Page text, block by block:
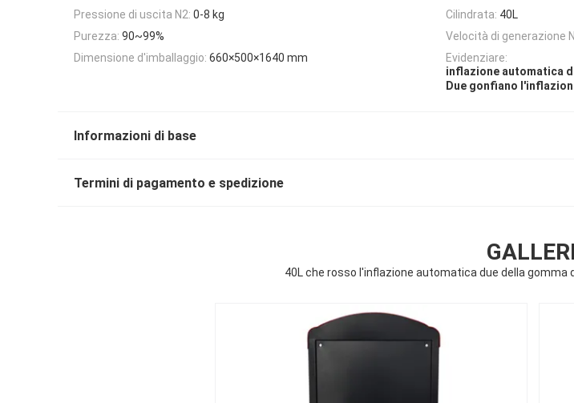
Pressione di uscita N2: 0-8 kg Cilindrata: 40L
Purezza: 90~99% Velocità di generazione
Dimensione d'imballaggio: 660×500×1640 mm
Evidenziare:
inflazione automatica
Due gonfiano
Informazioni di base
Termini di pagamento e spedizione
40L che rosso l'inflazione automatica due della